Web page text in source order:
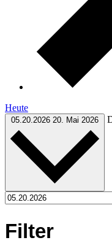
Heute
05.20.2026 20. Mai 2026
Filter